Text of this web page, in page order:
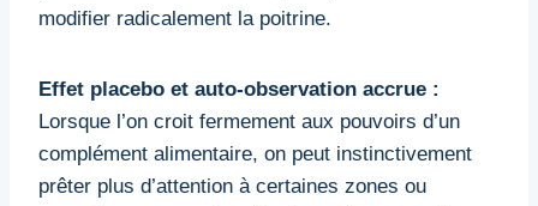
modifier radicalement la poitrine.
Effet placebo et auto-observation accrue :
Lorsque l’on croit fermement aux pouvoirs d’un
complément alimentaire, on peut instinctivement
prêter plus d’attention à certaines zones ou